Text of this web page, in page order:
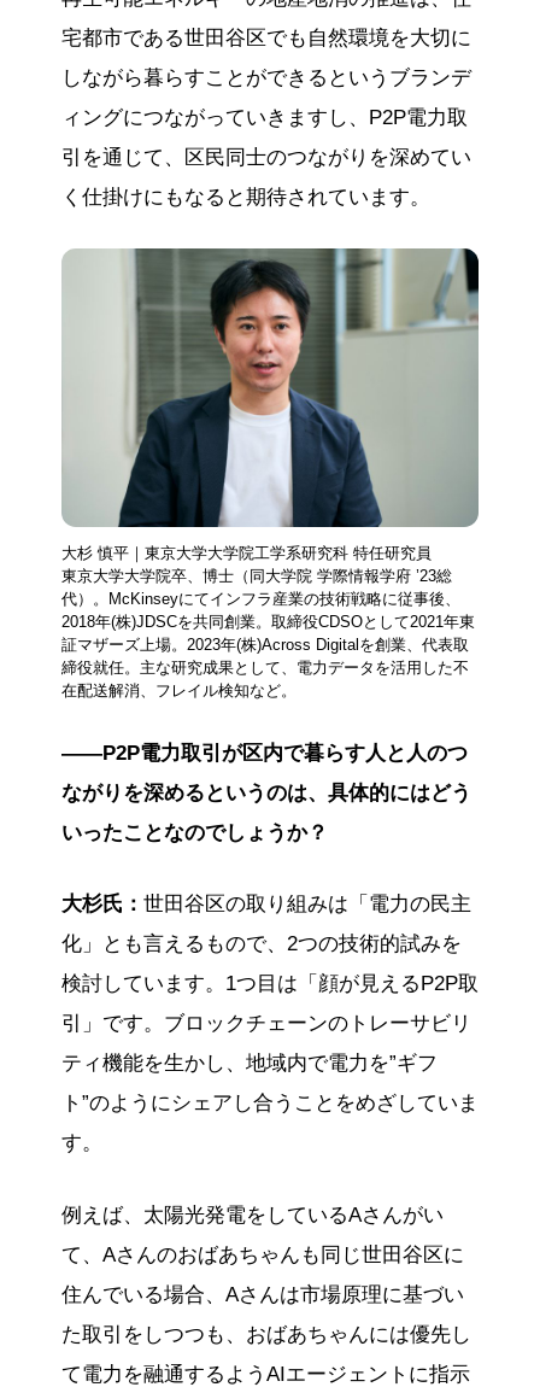
宅都市である世田谷区でも自然環境を大切に
しながら暮らすことができるというブランデ
ィングにつながっていきますし、P2P電力取
引を通じて、区民同士のつながりを深めてい
く仕掛けにもなると期待されています。
大杉 慎平｜東京大学大学院工学系研究科 特任研究員
東京大学大学院卒、博士（同大学院 学際情報学府 ’23総
代）。McKinseyにてインフラ産業の技術戦略に従事後、
2018年(株)JDSCを共同創業。取締役CDSOとして2021年東
証マザーズ上場。2023年(株)Across Digitalを創業、代表取
締役就任。主な研究成果として、電力データを活用した不
在配送解消、フレイル検知など。
——P2P電力取引が区内で暮らす人と人のつ
ながりを深めるというのは、具体的にはどう
いったことなのでしょうか？
大杉氏： 世田谷区の取り組みは「電力の民主
化」とも言えるもので、2つの技術的試みを
検討しています。1つ目は「顔が見えるP2P取
引」です。ブロックチェーンのトレーサビリ
ティ機能を生かし、地域内で電力を”ギフ
ト”のようにシェアし合うことをめざしていま
す。
例えば、太陽光発電をしているAさんがい
て、Aさんのおばあちゃんも同じ世田谷区に
住んでいる場合、Aさんは市場原理に基づい
た取引をしつつも、おばあちゃんには優先し
て電力を融通するようAIエージェントに指示